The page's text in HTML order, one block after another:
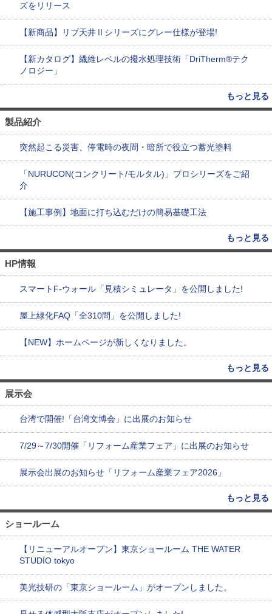
ズをリリース
【新商品】リブ天井Ⅱシリーズにグレー仕様が登場!
【新カタログ】繊維レベルの撥水処理技術「DriTherm®テク
ノロジー」
もっと見る
製品紹介
突然起こる災害、停電時の夜間・暗所で役立つ蓄光塗料
「NURUCON(コンクリート/モルタル)」プロシリーズをご紹
介
【施工事例】地面に打ち込むだけの簡易基礎工法
もっと見る
HP情報
スマートF-ウォール「見積シミュレータ」を公開しました!
屋上緑化FAQ「全310問」を公開しました!
【NEW】ホームページが新しくなりました。
もっと見る
展示会
台湾で開催!「台湾文博会」に出展のお知らせ
7/29～7/30開催「リフォーム産業フェア」に出展のお知らせ
展示会出展のお知らせ「リフォーム産業フェア2026」
もっと見る
ショールーム
【リニューアルオープン】東京ショールーム THE WATER
STUDIO tokyo
美光技研の「東京ショールーム」がオープンしました。